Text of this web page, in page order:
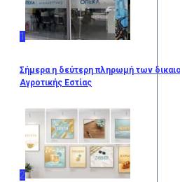
1
Σήμερα η δεύτερη πληρωμή των
Αγροτικής Εστίας
2